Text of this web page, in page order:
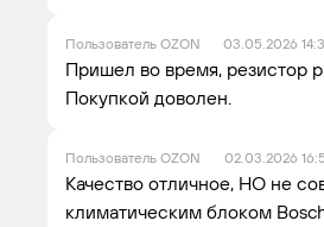
Пользователь OZON 03.05.2026
Пришел во время, резистор
Покупкой доволен.
Пользователь OZON 02.03.2026
Качество отличное, НО не
климатическим блоком